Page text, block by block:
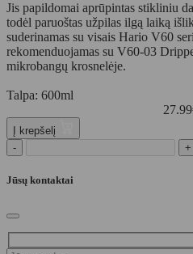
Jis papildomai aprūpintas stikliniu
todėl paruoštas užpilas ilgą laiką
suderinamas su visais Hario V60
rekomenduojamas su V60-03
mikrobangų krosnelėje.
Talpa: 600ml
27.99
Į krepšelį
-
+
Jūsų kontaktai